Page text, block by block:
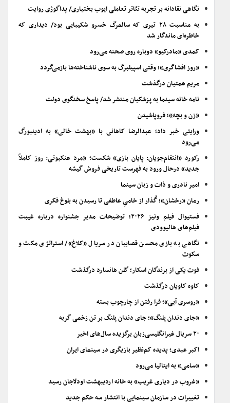
نگاهی نقادانه بر تجربه تئاتر تعاملی ایوب بختیاری/ پداگوژی روایت
به مناسبت ۲۸ تیری که سالمرگ خسرو شکیبایی بود/ دیداری که
خاطره‌ای ماندگار شد
کمدی «مادرکیو» دوباره روی صحنه می‌رود
«روز افشاگری»؛ وقتی اسپیلبرگ به سوی ناشناخته‌ها بازمی‌گردد
مریم همتیان درگذشت
نامه خانه سینما به پزشکیان منتشر شد/ پاسخ سخنگوی دولت
«زن و بچه»؛ فروپاشیدن
ورایتی خبر داد؛ عبدالرضا کاهانی با «بهشت خالی» به ادینبورگ
می‌رود
رکورد «انتقام‌جویان: پایان بازی» شکست؛ «مرد عنکبوتی: روز کاملاً
جدید» درحال ورود به فهرست تاریخی فروش گیشه
امیر نادری و ذات و زبان سینما
رمان «رخشان»؛ گُذار از خامیِ عاطفی تا رسیدن به بلوغ فکری
فستیوال فیلم ونیز ۲۰۲۶؛ توضیحات مدیر جشنواره درباره غیبت
فیلم‌های هالیوودی
نگاهی به بازی محسن قصابیان در سریال «کلاغ»/ استراتژی مکث و
سکوت
فوت یکی از برندگان اسکار؛ گلن هانسارد درگذشت
کاوه کاویان درگذشت
«روسری آبی»؛ فرا رفتن از چارچوب بسته
«جای دندان پلنگ»؛ جای دندان پلنگ بر تن زخمی گربه
۲۰ سریال غیرانگلیسی‌زبان برگزیده سال‌های اخیر
اکبر عبدی؛ پدیده کم‌نظیر بازیگری در سینمای ایران
«سامی» به ایتالیا می‌رود
«غروب در دیاری غریب» به خانه اردیبهشت اودلاجان رسید
تغییرات در سازمان سینمایی با انتشار سه حکم جدید